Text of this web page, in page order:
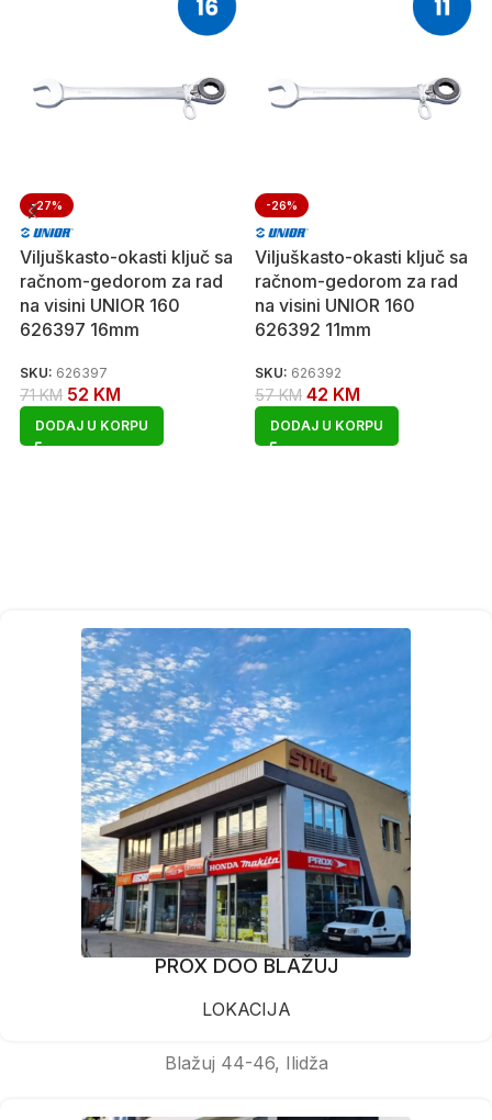
-27%
Viljuškasto-okasti ključ sa
račnom-gedorom za rad
na visini UNIOR 160
626397 16mm
SKU: 626397
71KM 52 KM
DODAJ U KORPU
-26%
Viljuškasto-okasti ključ sa
račnom-gedorom za rad
na visini UNIOR 160
626392 11mm
SKU: 626392
57KM 42 KM
DODAJ U KORPU
PROX DOO BLAŽUJ
LOKACIJA
Blažuj 44-46, Ilidža